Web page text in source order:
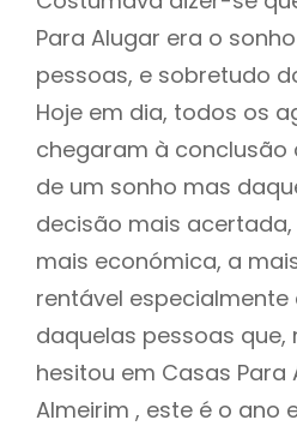
Para Alugar era o
pessoas, e sobretudo
Hoje em dia, todos os
chegaram à conclusão
de um sonho mas
decisão mais acertada,
mais económica, a
rentável especialmente
daquelas pessoas que,
hesitou em Casas Para
Almeirim , este é o ano